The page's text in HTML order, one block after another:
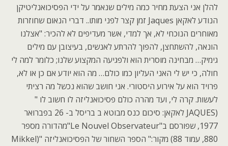
להלן אני הצעת מחיר כמה מילים שנאמר על ידי הפסיכואנליטיקן
הנודע לאקאן Jaques זמן קצר לפני מותו.. דברי הנאום שחוזרות
מאוחרים הנוכחי לא, אך למדי, אשר מעדיפים לא להכיר: "אצלנו
הונאה, להשתחצן, להפוך להרתע לאנשים, בעיצובן עם מילים
גימיק… מבחינה מוסרית הוא ולפגיעה המקצוע שלנו; כלומר למה לי
חולה, כי יש לי האני העליון כמו כולם… מה הוא יודע אם כן או לא,
פרויד הוא על אירוע היסטורי. אני חושב שהוא נכשל מה רציתי
לעשות. קרה לי, ועד מהרה כולם פסיכואנליזה לו חשוב לו "
(JAQUES לאקאן: סיכום כנס מבוטא ב בריסל ב- 26 בפברואר
1977, שפורסם ב"Le Nouvel Observateur"מהדורה מספר
880, עמוד 88) מקור:" הספר השחור של הפסיכואנליזה "(Mikkel